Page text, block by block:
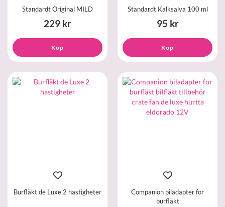
Standardt Original MILD
229 kr
Köp
Standardt Kalksalva 100 ml
95 kr
Köp
Burfläkt de Luxe 2 hastigheter
Companion biladapter for
burfläkt